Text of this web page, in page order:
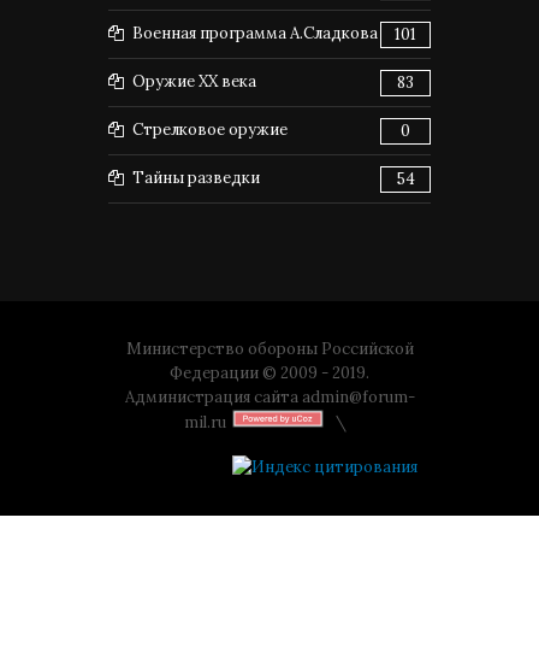
Военная программа А.Сладкова 101
Оружие XX века 83
Стрелковое оружие 0
Тайны разведки 54
Министерство обороны Российской
Федерации © 2009 - 2019.
Администрация сайта admin@forum-
mil.ru